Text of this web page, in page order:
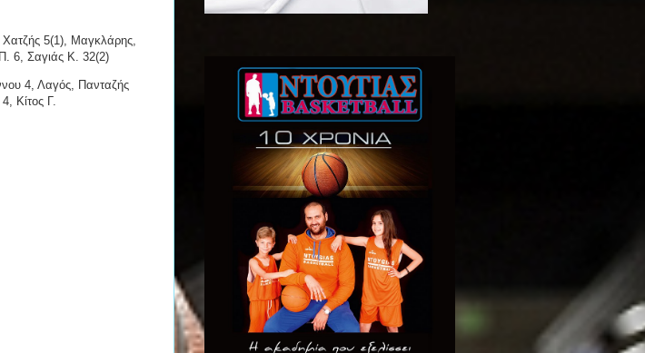
Χατζής 5(1), Μαγκλάρης,
6, Σαγιάς Κ. 32(2)
4, Λαγός, Πανταζής
Κίτος Γ.